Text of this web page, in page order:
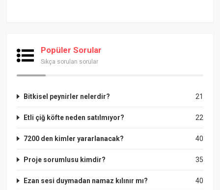
Popüler Sorular
Sıkça sorulan sorular
21
Bitkisel peynirler nelerdir?
22
Etli çiğ köfte neden satılmıyor?
40
7200 den kimler yararlanacak?
35
Proje sorumlusu kimdir?
40
Ezan sesi duymadan namaz kılınır mı?